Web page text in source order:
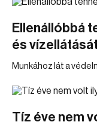
Ellenállóbbá
és vízellátását
Munkához lát a
Tíz éve nem